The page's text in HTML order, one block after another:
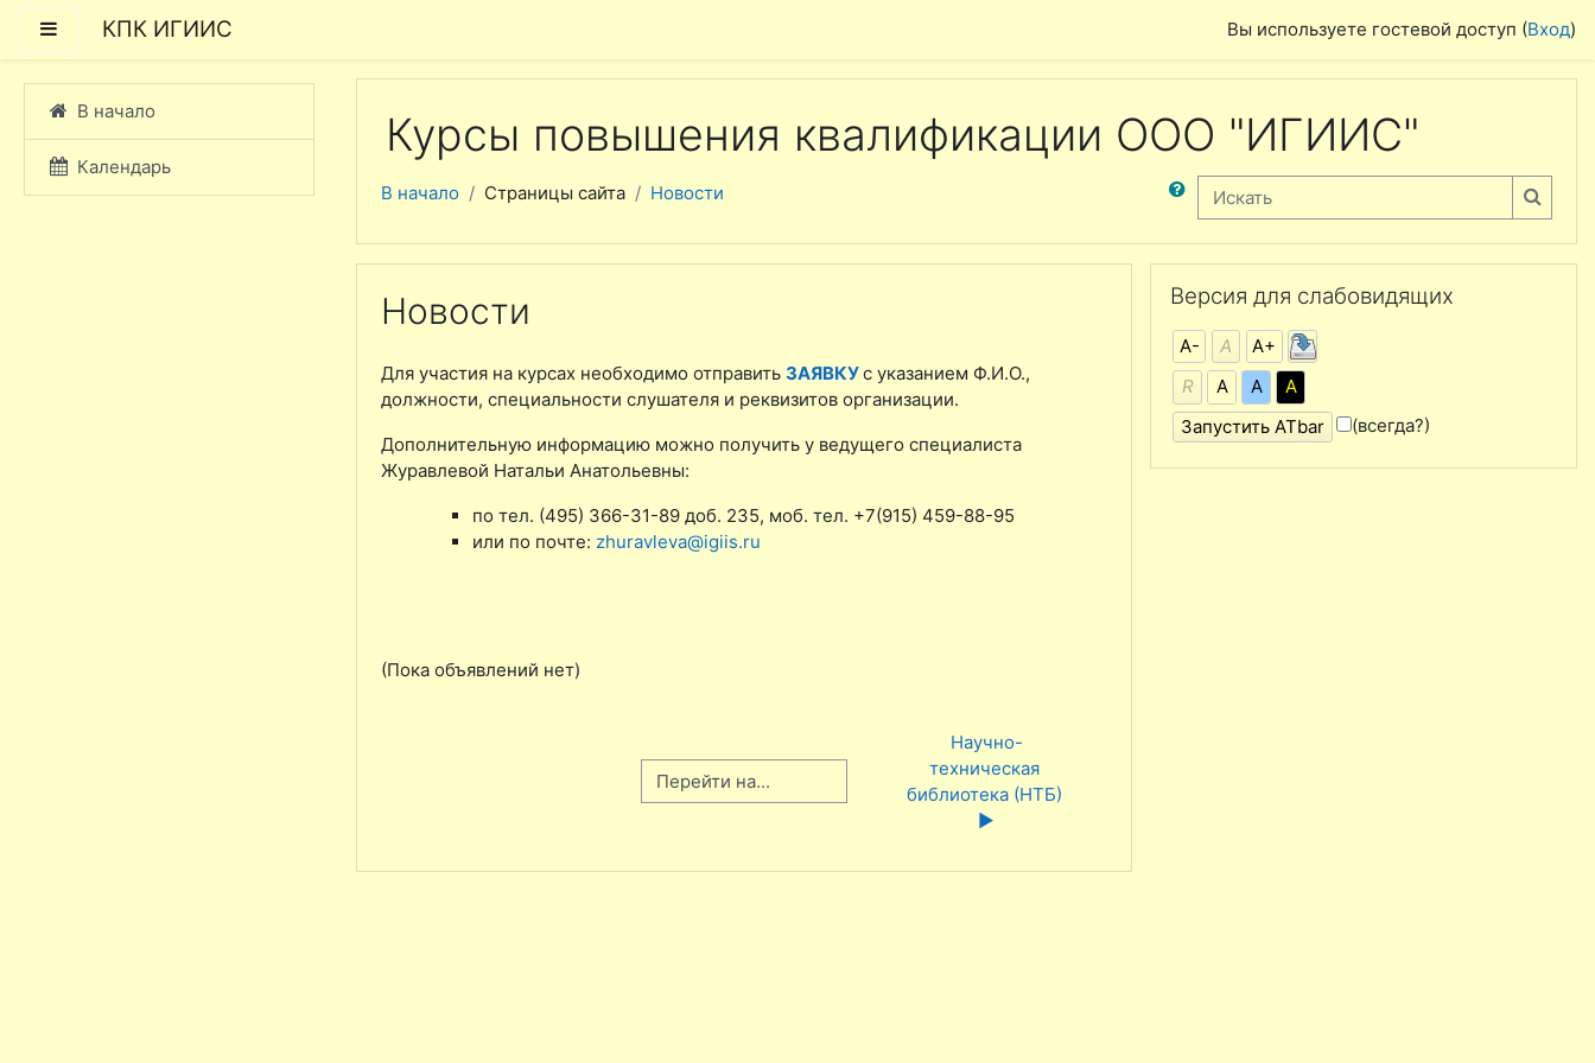
Боковая панель
КПК ИГИИС Вы используете гостевой доступ (Вход)
В начало
Календарь
Курсы повышения квалификации ООО "ИГИИС"
В начало Страницы сайта Новости
Искать
Искать
Новости
Для участия на курсах необходимо отправить ЗАЯВКУс указанием Ф.И.О.,
должности, специальности слушателя и реквизитов организации.
Дополнительную информацию можно получить у ведущего специалиста
Журавлевой Натальи Анатольевны:
по тел. (495) 366-31-89 доб. 235, моб. тел. +7(915) 459-88-95
или по почте: zhuravleva@igiis.ru
(Пока объявлений нет)
Перейти на...
Научно-
техническая
библиотека (НТБ)
▶︎
Версия для слабовидящих
А- А
А+
R
А А
А
(всегда?)